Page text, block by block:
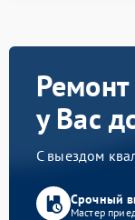
у Вас
С выездом
Срочный
Мастер